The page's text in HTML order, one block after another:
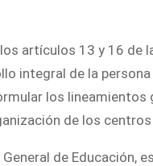
artículos 13 y 16 de
integral de la
los lineamientos
de los
de Educación,